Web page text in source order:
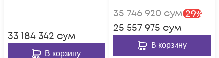
33 184 342 сум
В корзину
35 746 920 сум-29%
25 557 975 сум
В корзину